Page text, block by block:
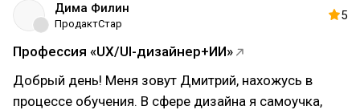
модуль — практическое задание.
Реальные кейсы и финальный проект с подробной
обратной связью.
Полезные шаблоны и практические воркшопы.
Преподаватели — практики из продуктовых команд
Дима Филин
ПродактСтар
5
Профессия «UX/UI-дизайнер+ИИ»
Добрый день! Меня зовут Дмитрий, нахожусь в
процессе обучения. В сфере дизайна я самоучка,